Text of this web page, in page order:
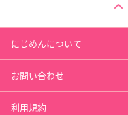
にじめんについて
お問い合わせ
利用規約